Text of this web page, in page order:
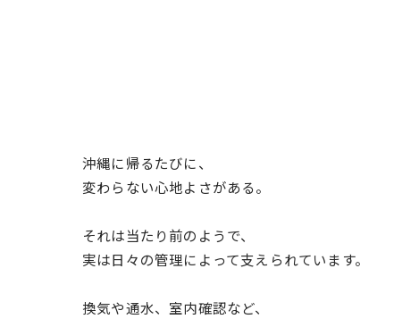
沖縄に帰るたびに、
変わらない心地よさがある。
それは当たり前のようで、
実は日々の管理によって支えられています。
換気や通水、室内確認など、